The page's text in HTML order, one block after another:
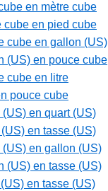
en mètre cube
cube en pied cube
cube en gallon (US)
(US) en pouce cube
cube en litre
pouce cube
en quart (US)
en tasse (US)
en gallon (US)
(US) en tasse (US)
en tasse (US)